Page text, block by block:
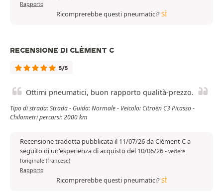
Rapporto
Ricomprerebbe questi pneumatici?SÌ
RECENSIONE DI CLÉMENT C
5/5
Ottimi pneumatici, buon rapporto qualità-prezzo.
Tipo di strada: Strada - Guida: Normale - Veicolo: Citroën C3 Picasso -
Chilometri percorsi: 2000 km
Recensione tradotta pubblicata il 11/07/26 da Clément C a
seguito di un'esperienza di acquisto del 10/06/26- vedere
l'originale (francese)
Rapporto
Ricomprerebbe questi pneumatici?SÌ